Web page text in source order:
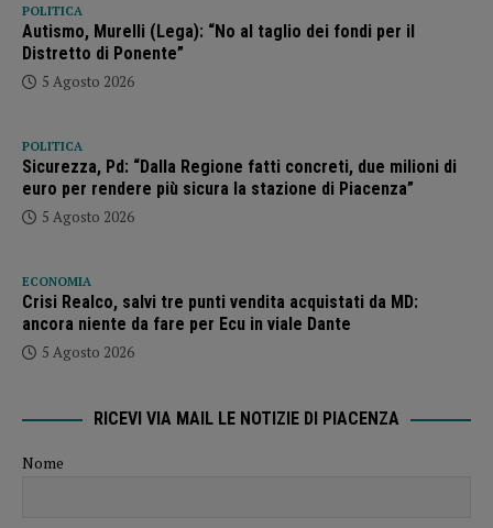
POLITICA
Autismo, Murelli (Lega): “No al taglio dei fondi per il
Distretto di Ponente”
5 Agosto 2026
POLITICA
Sicurezza, Pd: “Dalla Regione fatti concreti, due milioni di
euro per rendere più sicura la stazione di Piacenza”
5 Agosto 2026
ECONOMIA
Crisi Realco, salvi tre punti vendita acquistati da MD:
ancora niente da fare per Ecu in viale Dante
5 Agosto 2026
RICEVI VIA MAIL LE NOTIZIE DI PIACENZA
Nome